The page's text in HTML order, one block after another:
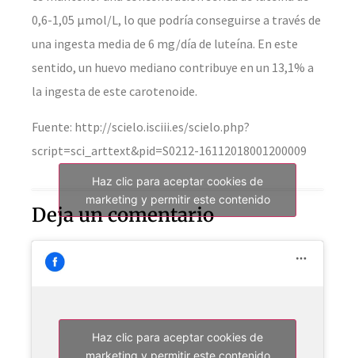
0,6-1,05 µmol/L, lo que podría conseguirse a través de
una ingesta media de 6 mg/día de luteína. En este
sentido, un huevo mediano contribuye en un 13,1% a
la ingesta de este carotenoide.
Fuente: http://scielo.isciii.es/scielo.php?
script=sci_arttext&pid=S0212-16112018001200009
Haz clic para aceptar cookies de
marketing y permitir este contenido
Deja un comentario
Haz clic para aceptar cookies de
marketing y permitir este contenido